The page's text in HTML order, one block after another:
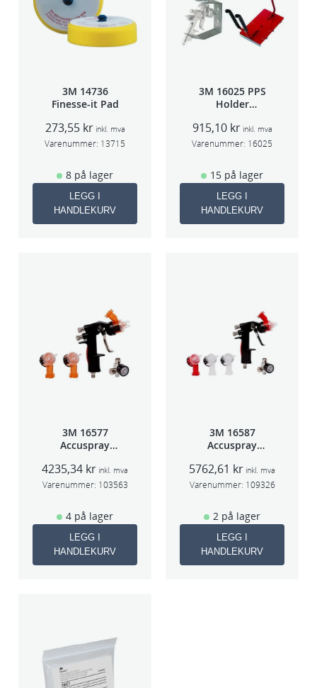
r
3M 14736
Finesse-it Pad
273,55 kr inkl. mva
Varenummer: 13715
8 på lager
LEGG I
HANDLEKURV
3M 16025 PPS
Holder
915,10 kr inkl. mva
Varenummer: 16025
15 på lager
LEGG I
HANDLEKURV
3M 16577
Accuspray
HG14
4235,34 kr inkl. mva
Varenummer: 103563
4 på lager
LEGG I
HANDLEKURV
3M 16587
Accuspray
HGP
5762,61 kr inkl. mva
Varenummer: 109326
2 på lager
LEGG I
HANDLEKURV